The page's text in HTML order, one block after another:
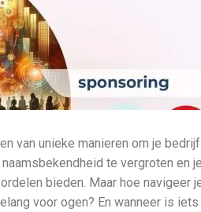
van unieke manieren om je
te vergroten en je
bieden. Maar hoe navigeer
voor ogen? En wanneer is iets